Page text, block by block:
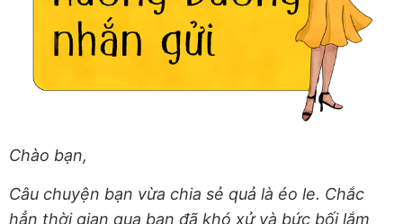
Chào bạn,
Câu chuyện bạn vừa chia sẻ quả là éo le. Chắc
hẳn thời gian qua bạn đã khó xử và bức bối lắm